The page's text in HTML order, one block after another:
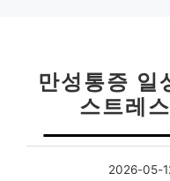
만성통증 일
스트레
2026-05-